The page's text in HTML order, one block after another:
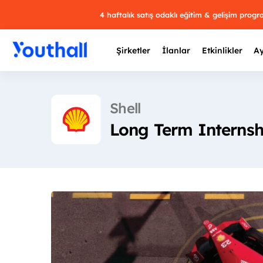
4 haftalık satış odaklı eğitim & gelişim
Şirketler İlanlar Etkinlikler
Shell
Long Term